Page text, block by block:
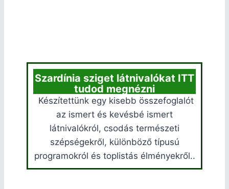
Szardínia sziget látnivalókat ITT
tudod megnézni
Készítettünk egy kisebb összefoglalót
az ismert és kevésbé ismert
látnivalókról, csodás természeti
szépségekről, különböző típusú
programokról és toplistás élményekről..